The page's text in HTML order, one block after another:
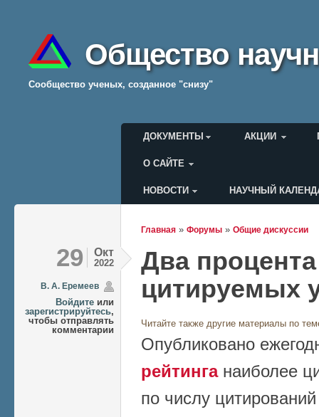
Общество
Cообщество ученых, созданное "снизу"
Главное меню
ДОКУМЕНТЫ АКЦИИ
О САЙТЕ
Меню пользователя
НОВОСТИ НАУЧНЫЙ
Главная » Форумы » Общие дискуссии
29 Окт
2022
В. А. Еремеев
Войдите или
зарегистрируйтесь,
чтобы отправлять
комментарии
Два
цитируемых
Читайте также другие материалы по
Опубликовано
рейтинга наиболее
по числу